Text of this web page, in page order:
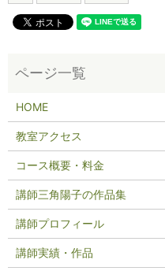
HOME
教室アクセス
コース概要・料金
講師三角陽子の作品集
講師プロフィール
講師実績・作品